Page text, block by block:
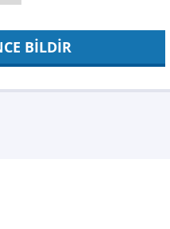
BİLDİR